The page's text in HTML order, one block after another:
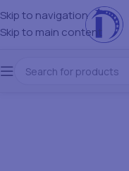
Skip to navigation
Skip to main content